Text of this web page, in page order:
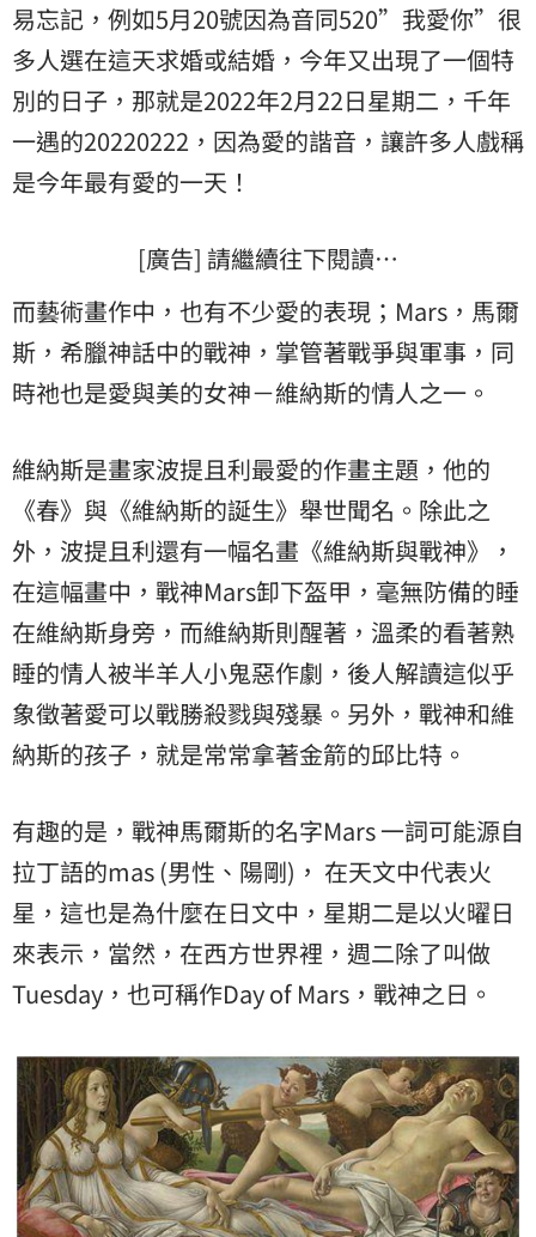
易忘記，例如5月20號因為音同520”我愛你”很
多人選在這天求婚或結婚，今年又出現了一個特
別的日子，那就是2022年2月22日星期二，千年
一遇的20220222，因為愛的諧音，讓許多人戲稱
是今年最有愛的一天！
[廣告] 請繼續往下閱讀…
而藝術畫作中，也有不少愛的表現；Mars，馬爾
斯，希臘神話中的戰神，掌管著戰爭與軍事，同
時祂也是愛與美的女神－維納斯的情人之一。
維納斯是畫家波提且利最愛的作畫主題，他的
《春》與《維納斯的誕生》舉世聞名。除此之
外，波提且利還有一幅名畫《維納斯與戰神》，
在這幅畫中，戰神Mars卸下盔甲，毫無防備的睡
在維納斯身旁，而維納斯則醒著，溫柔的看著熟
睡的情人被半羊人小鬼惡作劇，後人解讀這似乎
象徵著愛可以戰勝殺戮與殘暴。另外，戰神和維
納斯的孩子，就是常常拿著金箭的邱比特。
有趣的是，戰神馬爾斯的名字Mars 一詞可能源自
拉丁語的mas (男性、陽剛)， 在天文中代表火
星，這也是為什麼在日文中，星期二是以火曜日
來表示，當然，在西方世界裡，週二除了叫做
Tuesday，也可稱作Day of Mars，戰神之日。